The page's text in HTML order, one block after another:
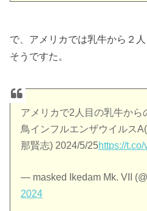
で、アメリカでは乳牛から２
そうですた。
アメリカで2人目の乳牛か
鳥インフルエンザウイルス
那賢志) 2024/5/25https://
— masked Ikedam Mk. VII
2024